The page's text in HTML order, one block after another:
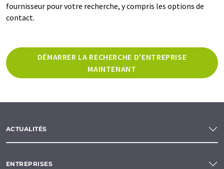
fournisseur pour votre recherche, y compris les options de
contact.
DÉMARRER LA RECHERCHE D'ENTREPRISE
MAINTENANT
ACTUALITÉS
ENTREPRISES